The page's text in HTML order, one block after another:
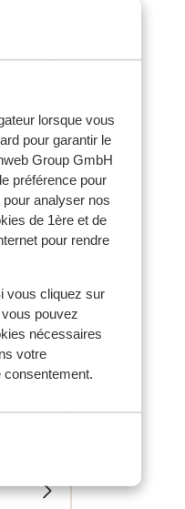
lorsque vous
pour garantir le
Group GmbH
préférence pour
analyser nos
de 1ère et de
pour rendre
vous cliquez sur
pouvez
nécessaires
votre
consentement.
300